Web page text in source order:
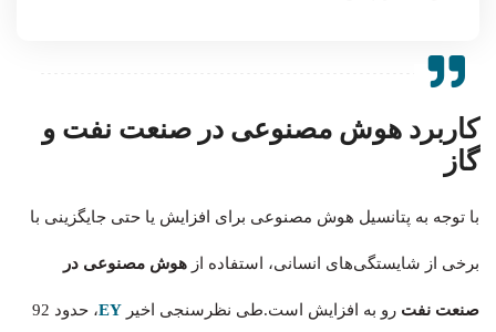
کاربرد هوش مصنوعی در صنعت نفت و
گاز
با توجه به پتانسیل هوش مصنوعی برای افزایش یا حتی جایگزینی با
برخی از شایستگی‌های انسانی، استفاده از هوش مصنوعی در
صنعت نفت رو به افزایش است.طی نظرسنجی اخیر EY ، حدود 92